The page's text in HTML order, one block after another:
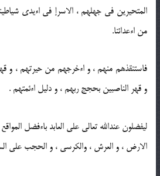
المتحيرين فى جهلهم ، الاسرإ فى اءيدى
من اءعدائنا.
فاستنقذهم منهم ، و اءخرجهم من حيرتهم ، و
و قهر الناصبين بحجج ربهم ، و دليل اءئمتهم .
ليفضلون عندالله تعالى على العابد باءفضل
الارض ، و العرش ، والكرسى ، و الحجب على